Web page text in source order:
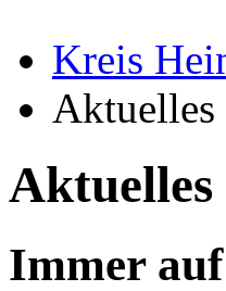
Kreis
Aktuelles
Aktuelles
Immer